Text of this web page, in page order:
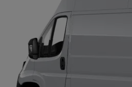
PROACE MAX BENNES ET PLATEAUX RIDELLES
DIESEL